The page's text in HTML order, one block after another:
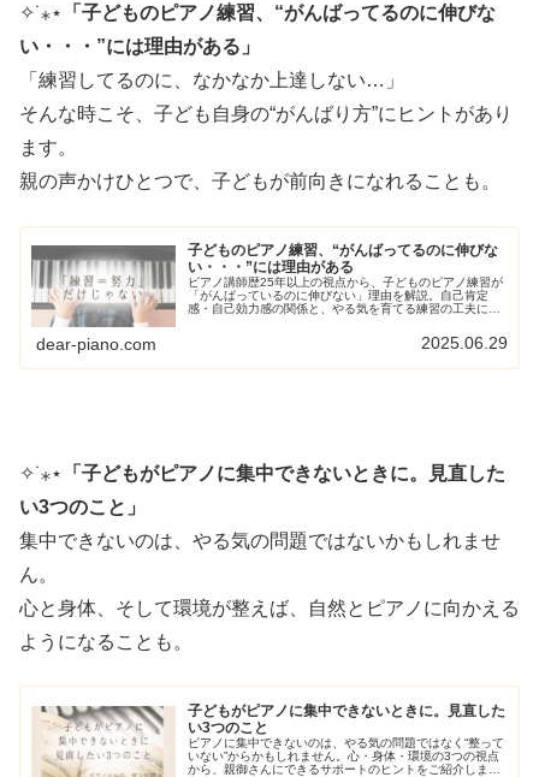
✧˙⁎⋆ 「子どものピアノ練習、“がんばってるのに伸びな
い・・・”には理由がある」
「練習してるのに、なかなか上達しない…」
そんな時こそ、子ども自身の“がんばり方”にヒントがあり
ます。
親の声かけひとつで、子どもが前向きになれることも。
子どものピアノ練習、“がんばってるのに伸びな
い・・・”には理由がある
ピアノ講師歴25年以上の視点から、子どものピアノ練習が
「がんばっているのに伸びない」理由を解説。自己肯定
感・自己効力感の関係と、やる気を育てる練習の工夫につ
dear-piano.com 2025.06.29
✧˙⁎⋆ 「 子どもがピアノに集中できないときに。見直した
い3つのこと」
集中できないのは、やる気の問題ではないかもしれませ
ん。
心と身体、そして環境が整えば、自然とピアノに向かえる
ようになることも。
子どもがピアノに集中できないときに。見直した
い3つのこと
ピアノに集中できないのは、やる気の問題ではなく“整って
いない”からかもしれません。心・身体・環境の3つの視点
から、親御さんにできるサポートのヒントをご紹介しま